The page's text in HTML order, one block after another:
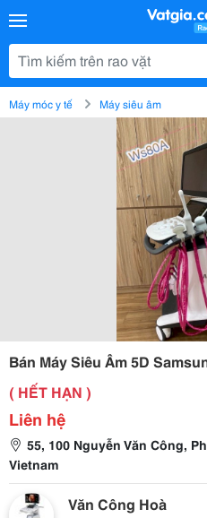
Máy móc y tế Máy siêu âm
Bán Máy Siêu Âm 5D
( HẾT HẠN )
Liên hệ
55, 100 Nguyễn Văn Công,
Vietnam
Văn Công Hoà